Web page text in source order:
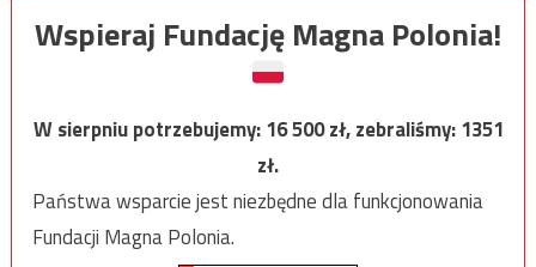
Wspieraj Fundację Magna Polonia!
W sierpniu potrzebujemy:16 500zł, zebraliśmy:1351
zł.
Państwa wsparcie jest niezbędne dla funkcjonowania
Fundacji Magna Polonia.